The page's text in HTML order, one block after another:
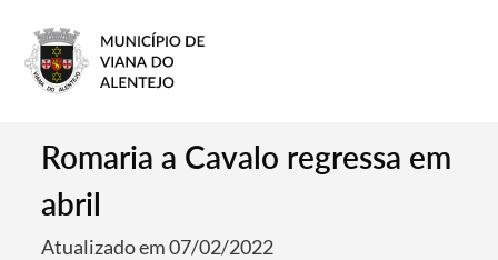
Romaria a Cavalo regressa em
abril
Atualizado em 07/02/2022